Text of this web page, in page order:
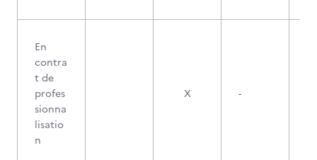
En
contra
t de
profes
sionna
lisatio
n
X -